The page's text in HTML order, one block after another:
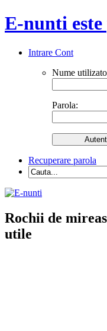
E-nunti
Intrare Cont
Nume
Parola:
Recuperare parola
Rochii de
utile